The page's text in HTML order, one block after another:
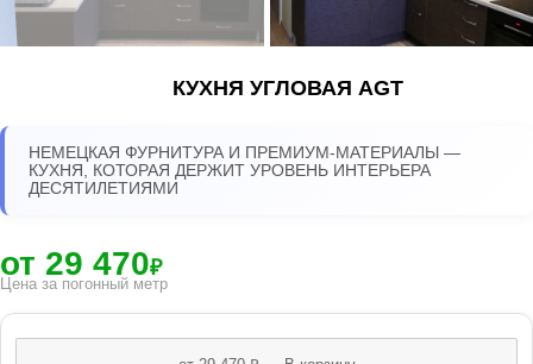
КУХНЯ УГЛОВАЯ AGT
НЕМЕЦКАЯ ФУРНИТУРА И ПРЕМИУМ-МАТЕРИАЛЫ —
КУХНЯ, КОТОРАЯ ДЕРЖИТ УРОВЕНЬ ИНТЕРЬЕРА
ДЕСЯТИЛЕТИЯМИ
от 29 470₽
Цена за погонный метр